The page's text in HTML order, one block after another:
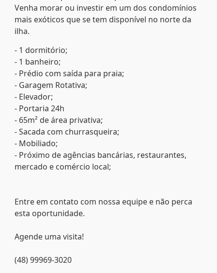
Venha morar ou investir em um dos condomínios
mais exóticos que se tem disponível no norte da
ilha.
- 1 dormitório;
- 1 banheiro;
- Prédio com saída para praia;
- Garagem Rotativa;
- Elevador;
- Portaria 24h
- 65m² de área privativa;
- Sacada com churrasqueira;
- Mobiliado;
- Próximo de agências bancárias, restaurantes,
mercado e comércio local;
Entre em contato com nossa equipe e não perca
esta oportunidade.
Agende uma visita!
(48) 99969-3020